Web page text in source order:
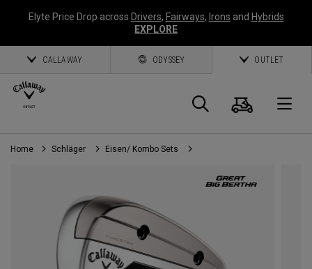
Elyte Price Drop across Drivers, Fairways, Irons and Hybrids
EXPLORE
CALLAWAY ODYSSEY OUTLET
Suche
Home Schläger Eisen/ Kombo Sets